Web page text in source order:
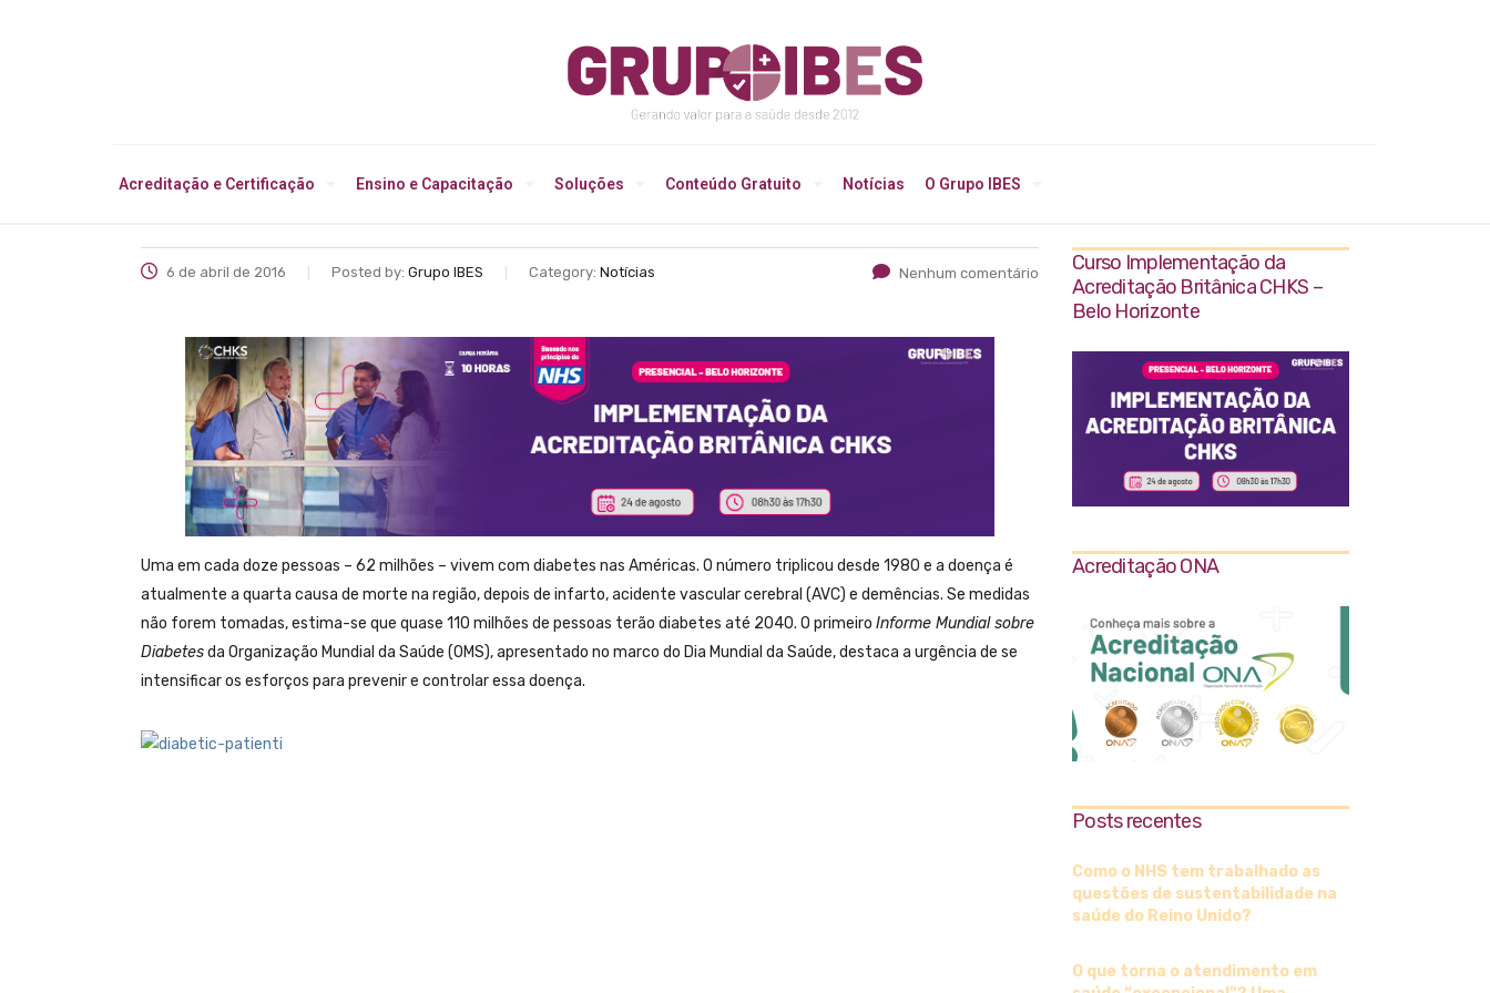
Acreditação e Certificação Ensino e Capacitação Soluções Conteúdo Gratuito Notícias O Grupo IBES
6 de abril de 2016 Posted by: Grupo IBES Category: Notícias Nenhum comentário
Uma em cada doze pessoas – 62 milhões – vivem com diabetes nas Américas. O número triplicou desde 1980 e a doença é
atualmente a quarta causa de morte na região, depois de infarto, acidente vascular cerebral (AVC) e demências. Se medidas
não forem tomadas, estima-se que quase 110 milhões de pessoas terão diabetes até 2040. O primeiro Informe Mundial sobre
Diabetesda Organização Mundial da Saúde (OMS), apresentado no marco do Dia Mundial da Saúde, destaca a urgência de se
intensificar os esforços para prevenir e controlar essa doença.
Curso Implementação da
Acreditação Britânica CHKS –
Belo Horizonte
Acreditação ONA
Posts recentes
Como o NHS tem trabalhado as
questões de sustentabilidade na
saúde do Reino Unido?
O que torna o atendimento em